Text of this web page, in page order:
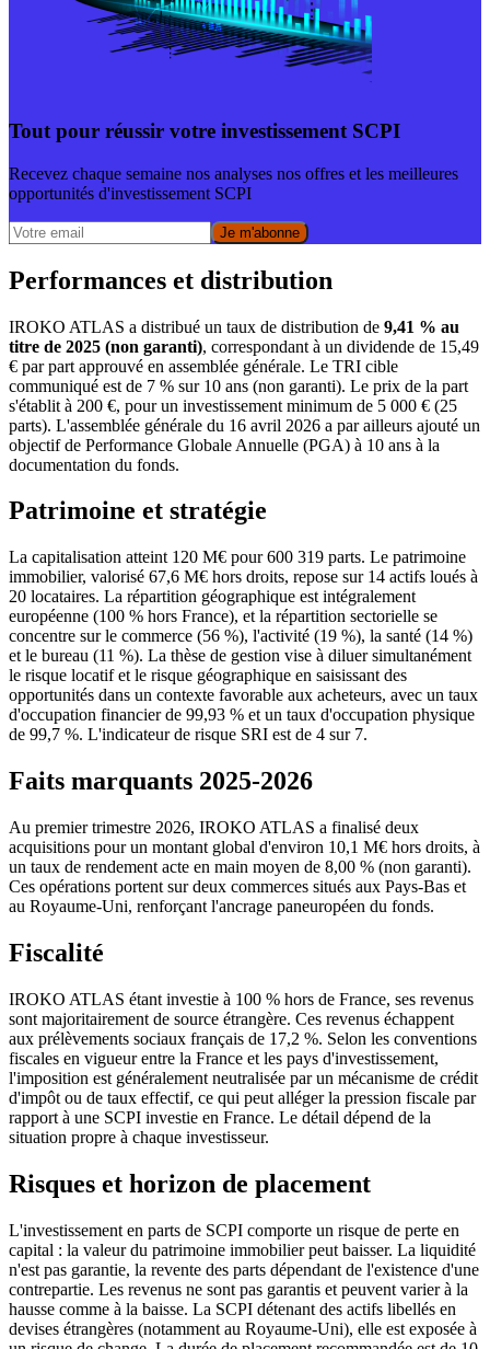
Tout pour réussir votre investissement SCPI
Recevez chaque semaine nos analyses nos offres et les meilleures
opportunités d'investissement SCPI
Je m'abonne
Performances et distribution
IROKO ATLAS a distribué un taux de distribution de 9,41 % au
titre de 2025 (non garanti), correspondant à un dividende de 15,49
€ par part approuvé en assemblée générale. Le TRI cible
communiqué est de 7 % sur 10 ans (non garanti). Le prix de la part
s'établit à 200 €, pour un investissement minimum de 5 000 € (25
parts). L'assemblée générale du 16 avril 2026 a par ailleurs ajouté un
objectif de Performance Globale Annuelle (PGA) à 10 ans à la
documentation du fonds.
Patrimoine et stratégie
La capitalisation atteint 120 M€ pour 600 319 parts. Le patrimoine
immobilier, valorisé 67,6 M€ hors droits, repose sur 14 actifs loués à
20 locataires. La répartition géographique est intégralement
européenne (100 % hors France), et la répartition sectorielle se
concentre sur le commerce (56 %), l'activité (19 %), la santé (14 %)
et le bureau (11 %). La thèse de gestion vise à diluer simultanément
le risque locatif et le risque géographique en saisissant des
opportunités dans un contexte favorable aux acheteurs, avec un taux
d'occupation financier de 99,93 % et un taux d'occupation physique
de 99,7 %. L'indicateur de risque SRI est de 4 sur 7.
Faits marquants 2025-2026
Au premier trimestre 2026, IROKO ATLAS a finalisé deux
acquisitions pour un montant global d'environ 10,1 M€ hors droits, à
un taux de rendement acte en main moyen de 8,00 % (non garanti).
Ces opérations portent sur deux commerces situés aux Pays-Bas et
au Royaume-Uni, renforçant l'ancrage paneuropéen du fonds.
Fiscalité
IROKO ATLAS étant investie à 100 % hors de France, ses revenus
sont majoritairement de source étrangère. Ces revenus échappent
aux prélèvements sociaux français de 17,2 %. Selon les conventions
fiscales en vigueur entre la France et les pays d'investissement,
l'imposition est généralement neutralisée par un mécanisme de crédit
d'impôt ou de taux effectif, ce qui peut alléger la pression fiscale par
rapport à une SCPI investie en France. Le détail dépend de la
situation propre à chaque investisseur.
Risques et horizon de placement
L'investissement en parts de SCPI comporte un risque de perte en
capital : la valeur du patrimoine immobilier peut baisser. La liquidité
n'est pas garantie, la revente des parts dépendant de l'existence d'une
contrepartie. Les revenus ne sont pas garantis et peuvent varier à la
hausse comme à la baisse. La SCPI détenant des actifs libellés en
devises étrangères (notamment au Royaume-Uni), elle est exposée à